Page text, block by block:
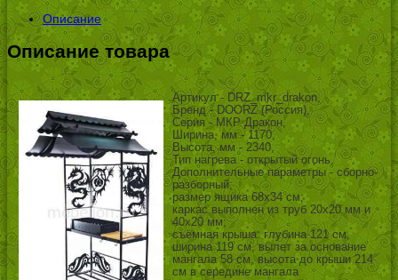
Описание
Описание товара
Артикул - DRZ_mkr_drakon,
Бренд - DOORZ (Россия),
Серия - МКР Дракон,
Ширина, мм - 1170,
Высота, мм - 2340,
Тип нагрева - открытый огонь,
Дополнительные параметры - сборно-
разборный;
размер ящика 68х34 см;
каркас выполнен из труб 20х20 мм и
40х20 мм;
съёмная крыша: глубина 121 см,
ширина 119 см, вылет за основание
мангала 58 см, высота до крыши 214
см в середине мангала